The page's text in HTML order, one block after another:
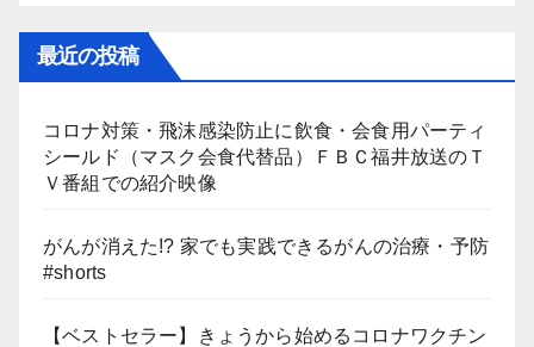
最近の投稿
コロナ対策・飛沫感染防止に飲食・会食用パーティ
シールド（マスク会食代替品）ＦＢＣ福井放送のＴ
Ｖ番組での紹介映像
がんが消えた!? 家でも実践できるがんの治療・予防
#shorts
【ベストセラー】きょうから始めるコロナワクチン